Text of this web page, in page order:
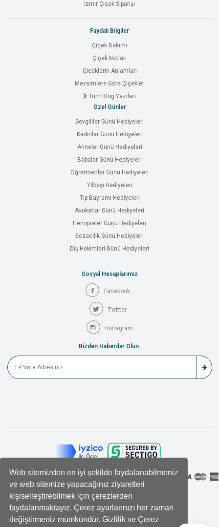
Web sitemizden en iyi şekilde faydalanabilmeniz
ve web sitemize yapacağınız ziyaretleri
kişiselleştirebilmek için çerezlerden
faydalanmaktayız. Çerez ayarlarınızı her zaman
değiştirmeniz mümkündür. Gizlilik ve Çerez
İzmir Çiçek Siparişi
Faydalı Bilgiler
Çiçek Bakımı
Çiçek Notları
Çiçeklerin Anlamları
Mevsimlere Göre Çiçekler
Tüm Blog Yazıları
Özel Günler
Sevgililer Günü Hediyeleri
Kadınlar Günü Hediyeleri
Anneler Günü Hediyeleri
Babalar Günü Hediyeleri
Öğretmenler Günü Hediyeleri
Yılbaşı Hediyeleri
Tıp Bayramı Hediyeleri
Avukatlar Günü Hediyeleri
Hemşireler Günü Hediyeleri
Eczacılık Günü Hediyeleri
Diş Hekimleri Günü Hediyeleri
Sosyal Hesaplarımız
Facebook
Twitter
Instagram
Bizden Haberdar Olun.